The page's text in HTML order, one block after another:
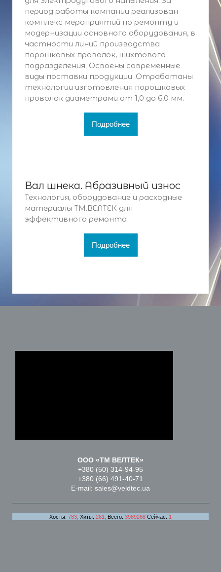
период работы компании реализован
комплекс мероприятий по ремонту и
модернизации основного оборудования, в
частности линий производства
порошковых проволок, шихтового
подразделения. Освоены современные
виды поставки продукции. Отработаны
технологии изготовления порошковых
проволок диаметрами от 1,0 до 6,0 мм.
Подробнее
Вал шнека. Абразивный износ
Технология, оборудование и расходные
материалы ТМ.ВЕЛТЕК для
эффективного ремонта
Подробнее
ООО «ТМ ВЕЛТЕК»
+380 (50) 314-94-95
+380 (66) 491-40-71
E-mail: sales@veldtec.ua
Хосты: 783, Хиты: 261, Всего: 3989268 Сейчас: 1